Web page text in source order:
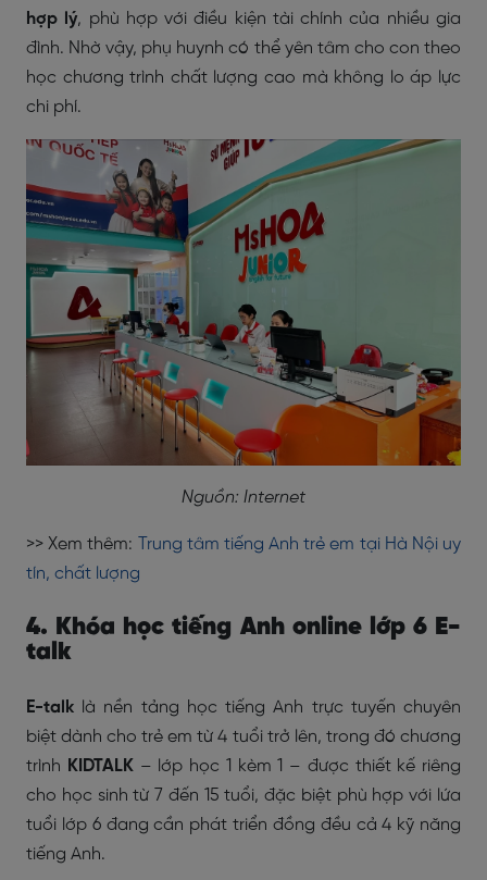
hợp lý, phù hợp với điều kiện tài chính của nhiều gia
đình. Nhờ vậy, phụ huynh có thể yên tâm cho con theo
học chương trình chất lượng cao mà không lo áp lực
chi phí.
Nguồn: Internet
>> Xem thêm:
Trung tâm tiếng Anh trẻ em tại Hà Nội uy
tín, chất lượng
4. Khóa học tiếng Anh online lớp 6 E-
talk
E-talk là nền tảng học tiếng Anh trực tuyến chuyên
biệt dành cho trẻ em từ 4 tuổi trở lên, trong đó chương
trình KIDTALK– lớp học 1 kèm 1 – được thiết kế riêng
cho học sinh từ 7 đến 15 tuổi, đặc biệt phù hợp với lứa
tuổi lớp 6 đang cần phát triển đồng đều cả 4 kỹ năng
tiếng Anh.